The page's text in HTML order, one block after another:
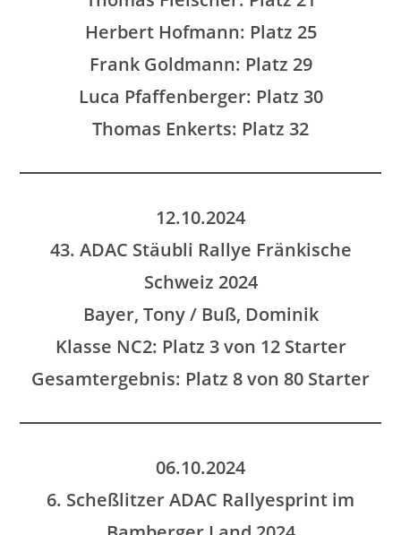
Herbert Hofmann: Platz 25
Frank Goldmann: Platz 29
Luca Pfaffenberger: Platz 30
Thomas Enkerts: Platz 32
12.10.2024
43. ADAC Stäubli Rallye Fränkische
Schweiz 2024
Bayer, Tony / Buß, Dominik
Klasse NC2: Platz 3 von 12 Starter
Gesamtergebnis: Platz 8 von 80 Starter
06.10.2024
6. Scheßlitzer ADAC Rallyesprint im